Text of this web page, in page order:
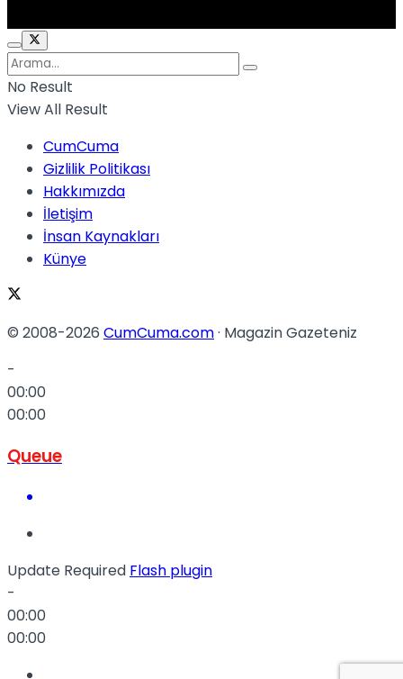
No Result
View All Result
CumCuma
Gizlilik Politikası
Hakkımızda
İletişim
İnsan Kaynakları
Künye
© 2008-2026 CumCuma.com· Magazin Gazeteniz
-
00:00
00:00
Queue
Update Required Flash plugin
-
00:00
00:00